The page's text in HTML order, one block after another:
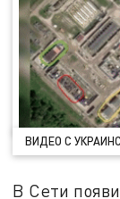
ВИДЕО С
В Сети